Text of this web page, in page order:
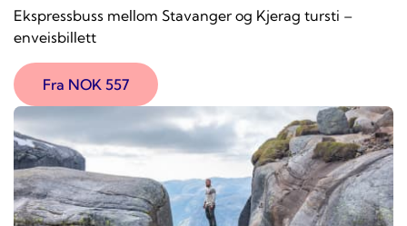
Ekspressbuss mellom Stavanger og Kjerag tursti –
enveisbillett
Fra NOK 557